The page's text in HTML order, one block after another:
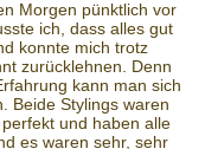
Morgen pünktlich vor
ich, dass alles gut
konnte mich trotz
zurücklehnen. Denn
kann man sich
Beide Stylings waren
und haben alle
es waren sehr, sehr